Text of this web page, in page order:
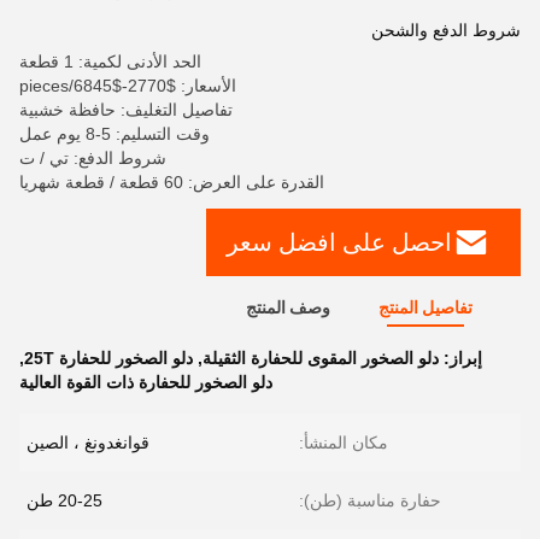
شروط الدفع والشحن
الحد الأدنى لكمية: 1 قطعة
الأسعار: $2770-$6845/pieces
تفاصيل التغليف: حافظة خشبية
وقت التسليم: 5-8 يوم عمل
شروط الدفع: تي / ت
القدرة على العرض: 60 قطعة / قطعة شهريا
احصل على افضل سعر
تفاصيل المنتج وصف المنتج
إبراز: دلو الصخور المقوى للحفارة الثقيلة, دلو الصخور للحفارة 25T
,
دلو الصخور للحفارة ذات القوة العالية
مكان المنشأ: قوانغدونغ ، الصين
حفارة مناسبة (طن): 20-25 طن